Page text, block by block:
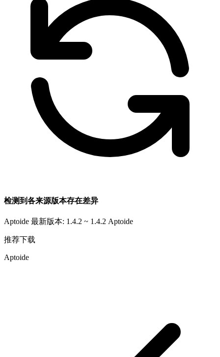
检测到各来源版本存在差异
Aptoide 最新版本: 1.4.2 ~ 1.4.2 Aptoide
推荐下载
Aptoide